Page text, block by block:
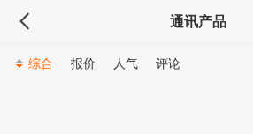
通讯产品
综合 报价 人气 评论